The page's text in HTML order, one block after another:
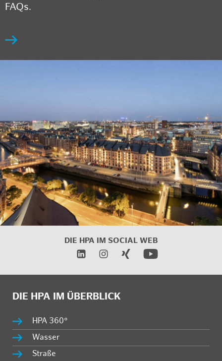
FAQs.
DIE HPA IM SOCIAL WEB
DIE HPA IM ÜBERBLICK
HPA 360°
Wasser
Straße